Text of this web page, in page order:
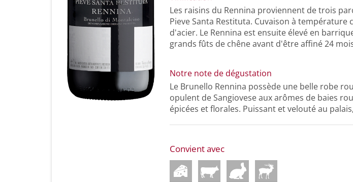
Les raisins du Rennina proviennent de trois
Pieve Santa Restituta. Cuvaison à
d'acier. Le Rennina est ensuite élevé en
grands fûts de chêne avant d'être affiné 24
Notre note de dégustation
Le Brunello Rennina possède une belle robe
opulent de Sangiovese aux arômes de baies
épicées et florales. Puissant et velouté au
Convient avec